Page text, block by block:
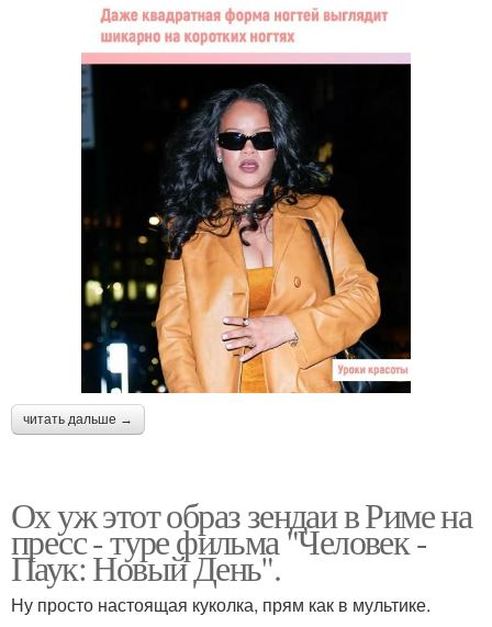
читать дальше →
Ох уж этот образ зендаи в Риме на
пресс - туре фильма "Человек -
Паук: Новый День".
Ну просто настоящая куколка, прям как в мультике.